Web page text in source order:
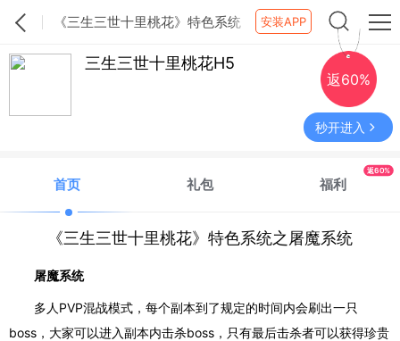
《三生三世十里桃花》特色系统
之屠魔系统
安装APP
三生三世十里桃花H5
返60%
秒开进入
首页 礼包 福利
返60%
《三生三世十里桃花》特色系统之屠魔系统
屠魔系统
多人 PVP混战模式，每个副本到了规定的时间内会刷出一只
boss，大家可以进入副本内击杀boss，只有最后击杀者可以获得珍贵